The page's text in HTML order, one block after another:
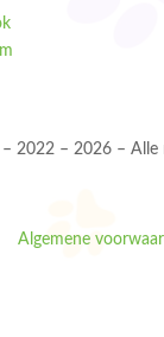
– 2022 – 2026 – Alle
Algemene